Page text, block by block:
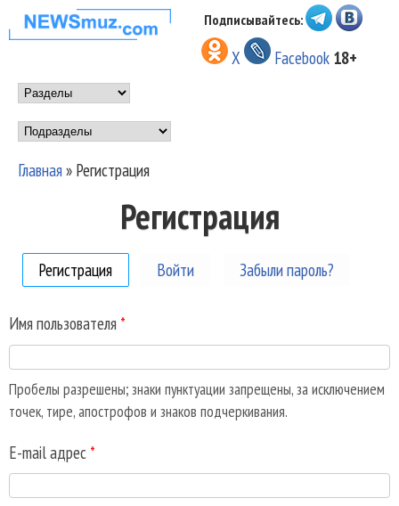
Перейти к основному
содержанию
НОВОСТИ
МУЗЫКИ И
ШОУ БИЗНЕСА
NEWSMUZ.COM
Подписывайтесь:
X Facebook 18+
Main menu
Подразделы
Главная» Регистрация
Регистрация
Регистрация (активная вкладка)
Войти Забыли пароль?
Имя пользователя *
Пробелы разрешены; знаки пунктуации запрещены, за исключением
точек, тире, апострофов и знаков подчеркивания.
E-mail адрес *